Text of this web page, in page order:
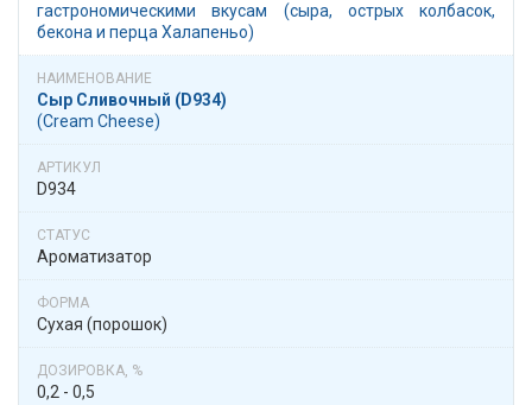
гастрономическими вкусам (сыра, острых колбасок,
бекона и перца Халапеньо)
Сыр Сливочный (D934)
(Cream Cheese)
D934
Ароматизатор
Сухая (порошок)
0,2 - 0,5